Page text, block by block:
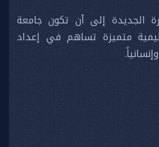
الجديدة إلى أن تكون جامعة
متميزة تساهم في إعداد